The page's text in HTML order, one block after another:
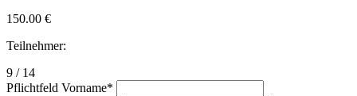
150.00 €
Teilnehmer:
9 / 14
Pflichtfeld Vorname*